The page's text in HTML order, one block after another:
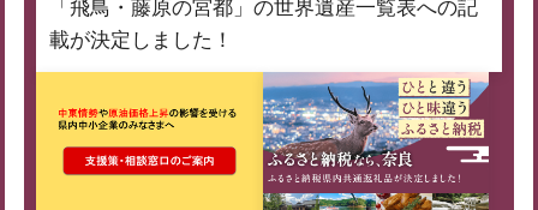
「飛鳥・藤原の宮都」の世界遺産一覧表への記
載が決定しました！